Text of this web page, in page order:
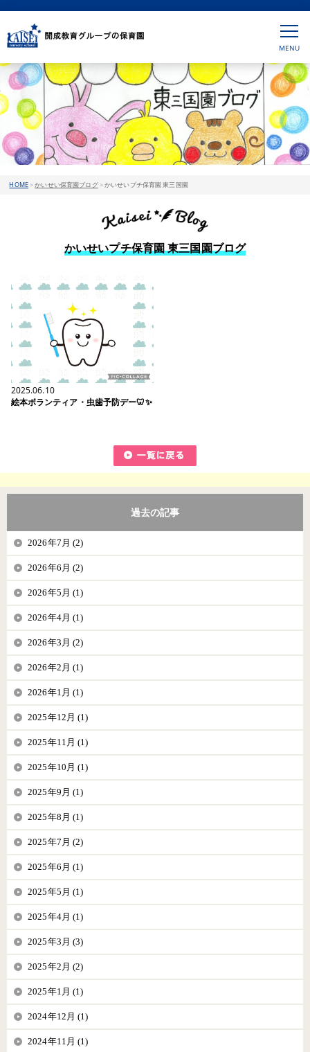
HOME>かいせい保育園ブログ>かいせいプチ保育園 東三国園
かいせいプチ保育園 東三国園ブログ
2025.06.10
絵本ボランティア・虫歯予防デー🦷✨️
過去の記事
2026年7月 (2)
2026年6月 (2)
2026年5月 (1)
2026年4月 (1)
2026年3月 (2)
2026年2月 (1)
2026年1月 (1)
2025年12月 (1)
2025年11月 (1)
2025年10月 (1)
2025年9月 (1)
2025年8月 (1)
2025年7月 (2)
2025年6月 (1)
2025年5月 (1)
2025年4月 (1)
2025年3月 (3)
2025年2月 (2)
2025年1月 (1)
2024年12月 (1)
2024年11月 (1)